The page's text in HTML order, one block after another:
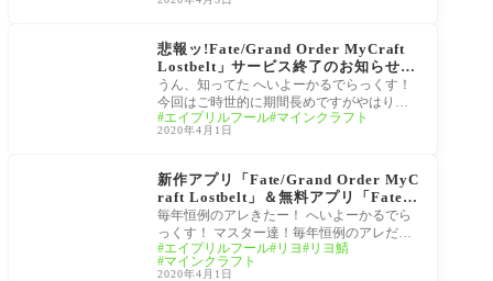
悲報ッ!Fate/Grand Order MyCraft
Lostbelt」サービス終了のお知らせ…
うん、知ってた へいよーかるでらっくす！
今回はご時世的に期間長めですがやはり…
今年のアプリは楽しそうですね、リヨさん
絵サ
エイプリルフール マインクラフト
2020年4月1日
新作アプリ「Fate/Grand Order MyC
raft Lostbelt」＆無料アプリ「Fate/G
rand Order Gutentag Omen」の配信
キター！[FGO]
毎年恒例のアレきたー！ へいよーかるでら
っくす！ マスター達！毎年恒例のアレだ
よ！ 【カルデア広報局より】4/1より新作ア
プリ「
エイプリルフール リヨ
リヨ鯖
マインクラフト
2020年4月1日